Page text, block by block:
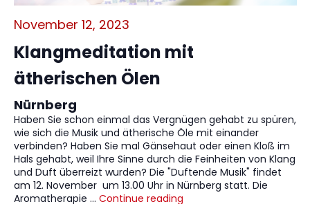
November 12, 2023
Klangmeditation mit
ätherischen Ölen
Nürnberg
Haben Sie schon einmal das Vergnügen gehabt zu spüren,
wie sich die Musik und ätherische Öle mit einander
verbinden? Haben Sie mal Gänsehaut oder einen Kloß im
Hals gehabt, weil Ihre Sinne durch die Feinheiten von Klang
und Duft überreizt wurden? Die "Duftende Musik" findet
am 12. November um 13.00 Uhr in Nürnberg statt. Die
Aromatherapie … Continue reading